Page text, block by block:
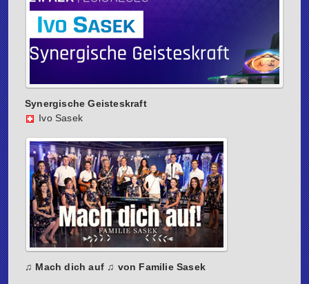
Synergische Geisteskraft
Ivo Sasek
♫ Mach dich auf ♫ von Familie Sasek